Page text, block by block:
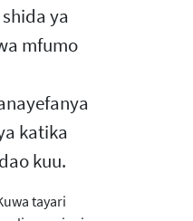
ya
mfumo
katika
kuu.
tayari